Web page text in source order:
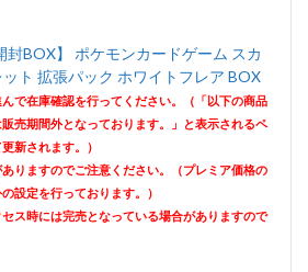
封BOX】 ポケモンカードゲーム スカ
ト 拡張パック ホワイトフレア BOX
で在庫確認を行ってください。（「以下の商品
売期間外となっております。」と表示されるペ
新されます。）
りますのでご注意ください。（プレミア価格の
設定を行っております。）
ス時には完売となっている場合がありますので